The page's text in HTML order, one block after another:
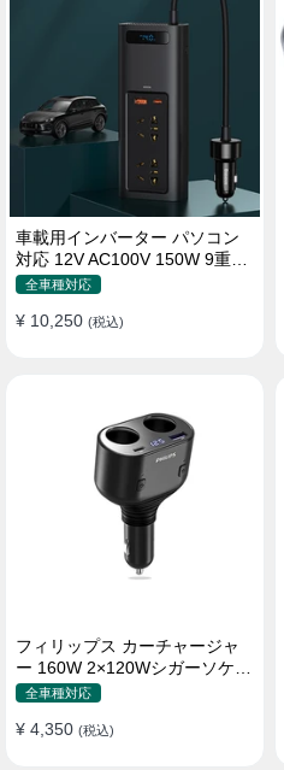
車載用インバーター パソコン
対応 12V AC100V 150W 9重保
護 ディスプレイ付き 静音タイ
全車種対応
¥ 10,250 (税込)
フィリップス カーチャージャ
ー 160W 2×120Wシガーソケッ
ト おしゃれ
全車種対応
¥ 4,350 (税込)